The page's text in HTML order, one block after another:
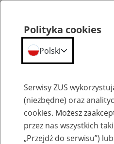
Emerytury
Polityka cookies
Polski
Serwisy ZUS
(niezbędne) oraz
cookies. Możesz
przez nas wszystkich
„Przejdź do serwisu”)